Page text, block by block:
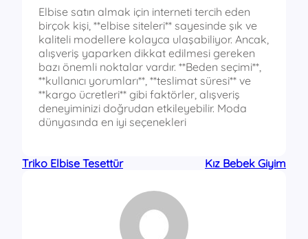
Elbise satın almak için interneti tercih eden
birçok kişi, **elbise siteleri** sayesinde şık ve
kaliteli modellere kolayca ulaşabiliyor. Ancak,
alışveriş yaparken dikkat edilmesi gereken
bazı önemli noktalar vardır. **Beden seçimi**,
**kullanıcı yorumları**, **teslimat süresi** ve
**kargo ücretleri** gibi faktörler, alışveriş
deneyiminizi doğrudan etkileyebilir. Moda
dünyasında en iyi seçenekleri
Triko Elbise Tesettür Kız Bebek Giyim